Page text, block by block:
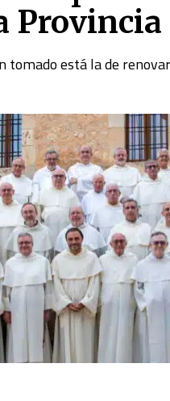
está la de